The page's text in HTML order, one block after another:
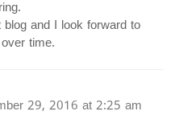
blog and I look forward to
time.
29, 2016 at 2:25 am